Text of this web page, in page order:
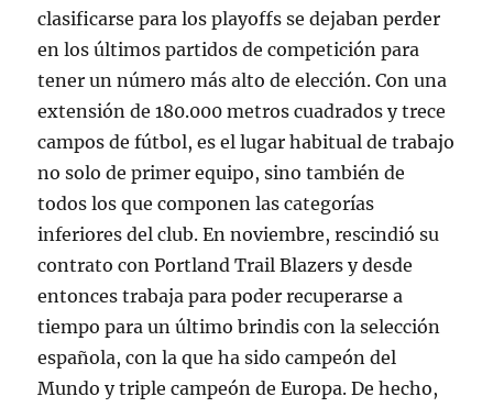
clasificarse para los playoffs se dejaban perder
en los últimos partidos de competición para
tener un número más alto de elección. Con una
extensión de 180.000 metros cuadrados y trece
campos de fútbol, es el lugar habitual de trabajo
no solo de primer equipo, sino también de
todos los que componen las categorías
inferiores del club. En noviembre, rescindió su
contrato con Portland Trail Blazers y desde
entonces trabaja para poder recuperarse a
tiempo para un último brindis con la selección
española, con la que ha sido campeón del
Mundo y triple campeón de Europa. De hecho,